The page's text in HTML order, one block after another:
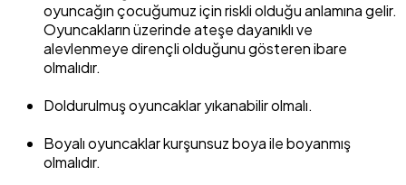
oyuncağın çocuğumuz için riskli olduğu anlamına gelir.
Oyuncakların üzerinde ateşe dayanıklı ve
alevlenmeye dirençli olduğunu gösteren ibare
olmalıdır.
Doldurulmuş oyuncaklar yıkanabilir olmalı.
Boyalı oyuncaklar kurşunsuz boya ile boyanmış
olmalıdır.